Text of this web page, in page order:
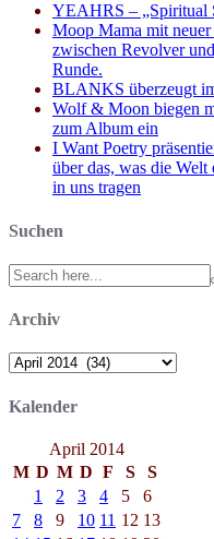
YEAHRS – „Spiritual
Moop Mama mit
zwischen Revolver
Runde.
BLANKS überzeugt
Wolf & Moon biegen
zum Album ein
I Want Poetry
über das, was die
in uns tragen
Suchen
Search
for:
Archiv
Archiv
Kalender
April 2014
M D M D F S
S
1
2 3 4 5
6
7
8 9 10 11 12 13